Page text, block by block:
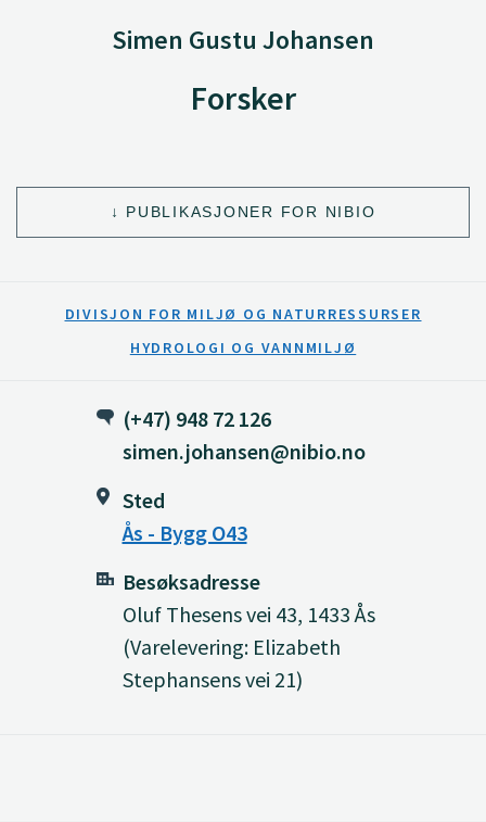
Simen Gustu Johansen
Forsker
PUBLIKASJONER FOR NIBIO
DIVISJON FOR MILJØ OG NATURRESSURSER
HYDROLOGI OG VANNMILJØ
(+47) 948 72 126
simen.johansen@nibio.no
Sted
Ås - Bygg O43
Besøksadresse
Oluf Thesens vei 43, 1433 Ås
(Varelevering: Elizabeth
Stephansens vei 21)